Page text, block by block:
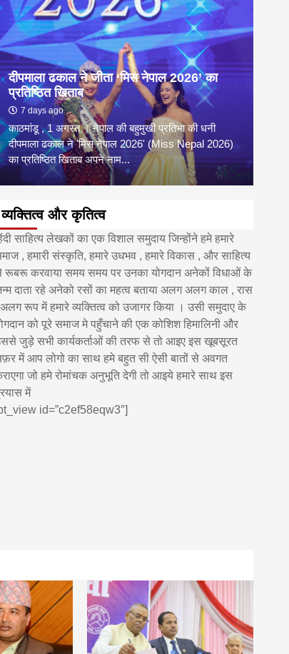
दीपमाला ढकाल ने जीता ‘मिस नेपाल 2026’ का
प्रतिष्ठित खिताब
7 days ago
काठमांडू , 1 अगस्त । नेपाल की बहुमुखी प्रतिभा की धनी
दीपमाला ढकाल ने 'मिस नेपाल 2026' (Miss Nepal 2026)
का प्रतिष्ठित खिताब अपने नाम...
व्यक्तित्व और कृतित्व
साहित्य लेखकों का एक विशाल समुदाय जिन्होंने हमे हमारे
, हमारी संस्कृति, हमारे उधभव , हमारे विकास , और साहित्य
रूबरू करवाया समय समय पर उनका योगदान अनेकों विधाओं के
दाता रहे अनेको रसों का महत्व बताया अलग अलग काल , रास
रूप में हमारे व्यक्तित्व को उजागर किया । उसी समुदाए के
को पूरे समाज मे पहुँचाने की एक कोशिश हिमालिनी और
जुड़े सभी कार्यकर्ताओं की तरफ से तो आइए इस खूबसूरत
में आप लोगो का साथ हमे बहुत सी ऐसी बातों से अवगत
जो हमे रोमांचक अनुभूति देगी तो आइये हमारे साथ इस
में
id=”c2ef58eqw3″]